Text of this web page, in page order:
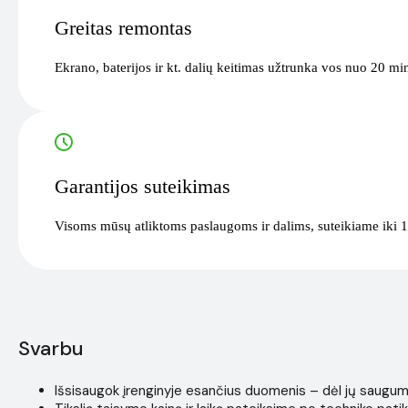
Greitas remontas
Ekrano, baterijos ir kt. dalių keitimas užtrunka vos nuo 20
Garantijos suteikimas
Visoms mūsų atliktoms paslaugoms ir dalims, suteikiame iki
Svarbu
Išsisaugok įrenginyje esančius duomenis – dėl jų